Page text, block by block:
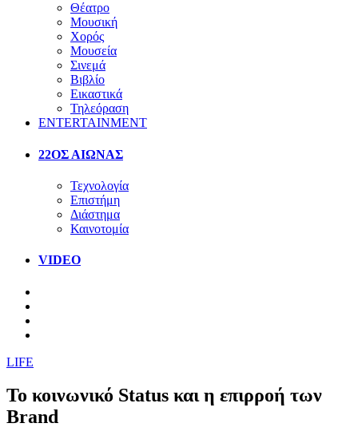
Θέατρο
Μουσική
Χορός
Μουσεία
Σινεμά
Βιβλίο
Εικαστικά
Τηλεόραση
ENTERTAINMENT
22ΟΣ ΑΙΩΝΑΣ
Τεχνολογία
Επιστήμη
Διάστημα
Καινοτομία
VIDEO
LIFE
To κοινωνικό Status και η επιρροή των
Brand